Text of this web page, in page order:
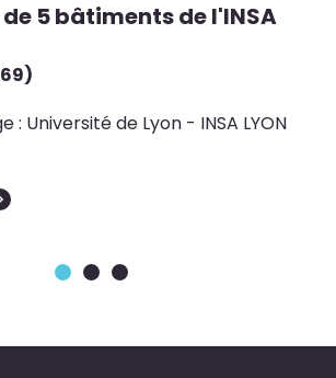
5 bâtiments de l'INSA
: Université de Lyon - INSA LYON